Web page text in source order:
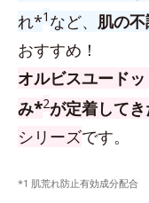
れ*1 など、 肌の
おすすめ！
オルビスユードッ
み*2が定着して
シリーズです。
*1 肌荒れ防止有効成分配合